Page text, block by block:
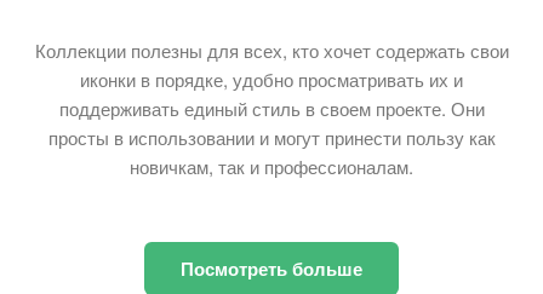
Коллекции полезны для всех, кто хочет содержать свои
иконки в порядке, удобно просматривать их и
поддерживать единый стиль в своем проекте. Они
просты в использовании и могут принести пользу как
новичкам, так и профессионалам.
Посмотреть больше